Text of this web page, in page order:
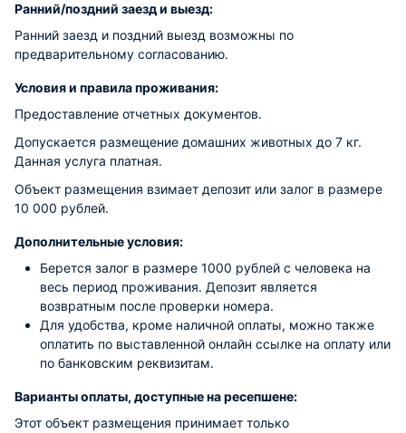
Ранний/поздний заезд и выезд:
Ранний заезд и поздний выезд возможны по
предварительному согласованию.
Условия и правила проживания:
Предоставление отчетных документов.
Допускается размещение домашних животных до 7 кг.
Данная услуга платная.
Объект размещения взимает депозит или залог в размере
10 000 рублей.
Дополнительные условия:
Берется залог в размере 1000 рублей с человека на
весь период проживания. Депозит является
возвратным после проверки номера.
Для удобства, кроме наличной оплаты, можно также
оплатить по выставленной онлайн ссылке на оплату или
по банковским реквизитам.
Варианты оплаты, доступные на ресепшене:
Этот объект размещения принимает только